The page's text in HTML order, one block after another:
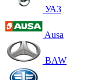
УАЗ
Ausa
BAW